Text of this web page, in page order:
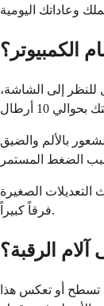
الكمبيوتر؟
للنظر إلى الشاشة،
بالألم والضيق
التعديلات الصغيرة
فرقاً كبيراً.
آلام الرقبة؟
تسطح أو تعكس هذا